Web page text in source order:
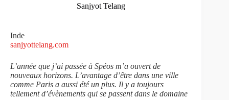
Sanjyot Telang
Inde
sanjyottelang.com
L’année que j’ai passée à Spéos m’a ouvert de
nouveaux horizons. L’avantage d’être dans une ville
comme Paris a aussi été un plus. Il y a toujours
tellement d’évènements qui se passent dans le domaine